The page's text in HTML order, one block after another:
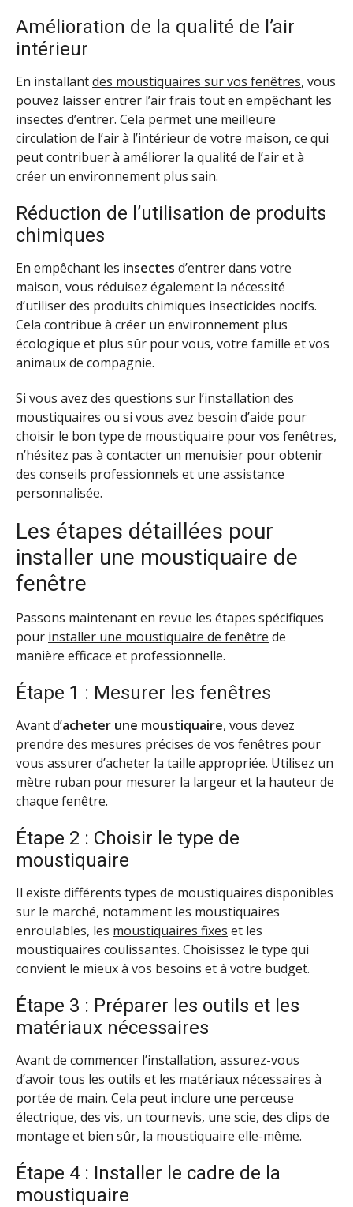
Amélioration de la qualité de l’air
intérieur
En installantdes moustiquaires sur vos fenêtres, vous
pouvez laisser entrer l’air frais tout en empêchant les
insectes d’entrer. Cela permet une meilleure
circulation de l’air à l’intérieur de votre maison, ce qui
peut contribuer à améliorer la qualité de l’air et à
créer un environnement plus sain.
Réduction de l’utilisation de produits
chimiques
En empêchant les insectes d’entrer dans votre
maison, vous réduisez également la nécessité
d’utiliser des produits chimiques insecticides nocifs.
Cela contribue à créer un environnement plus
écologique et plus sûr pour vous, votre famille et vos
animaux de compagnie.
Si vous avez des questions sur l’installation des
moustiquaires ou si vous avez besoin d’aide pour
choisir le bon type de moustiquaire pour vos fenêtres,
n’hésitez pas à contacter un menuisier pour obtenir
des conseils professionnels et une assistance
personnalisée.
Les étapes détaillées pour
installer une moustiquaire de
fenêtre
Passons maintenant en revue les étapes spécifiques
pour installer une moustiquaire de fenêtre de
manière efficace et professionnelle.
Étape 1 : Mesurer les fenêtres
Avant d’acheter une moustiquaire, vous devez
prendre des mesures précises de vos fenêtres pour
vous assurer d’acheter la taille appropriée. Utilisez un
mètre ruban pour mesurer la largeur et la hauteur de
chaque fenêtre.
Étape 2 : Choisir le type de
moustiquaire
Il existe différents types de moustiquaires disponibles
sur le marché, notamment les moustiquaires
enroulables, les moustiquaires fixes et les
moustiquaires coulissantes. Choisissez le type qui
convient le mieux à vos besoins et à votre budget.
Étape 3 : Préparer les outils et les
matériaux nécessaires
Avant de commencer l’installation, assurez-vous
d’avoir tous les outils et les matériaux nécessaires à
portée de main. Cela peut inclure une perceuse
électrique, des vis, un tournevis, une scie, des clips de
montage et bien sûr, la moustiquaire elle-même.
Étape 4 : Installer le cadre de la
moustiquaire